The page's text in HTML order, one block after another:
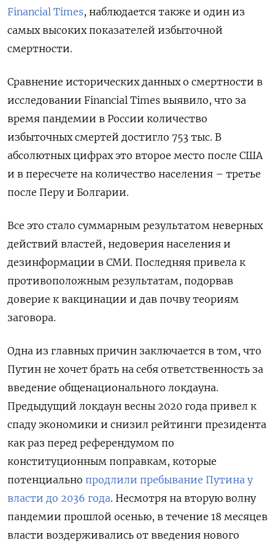
Financial Times, наблюдается также и один из
самых высоких показателей избыточной
смертности.
Сравнение исторических данных о смертности в
исследовании Financial Times выявило, что за
время пандемии в России количество
избыточных смертей достигло 753 тыс. В
абсолютных цифрах это второе место после США
и в пересчете на количество населения – третье
после Перу и Болгарии.
Все это стало суммарным результатом неверных
действий властей, недоверия населения и
дезинформации в СМИ. Последняя привела к
противоположным результатам, подорвав
доверие к вакцинации и дав почву теориям
заговора.
Одна из главных причин заключается в том, что
Путин не хочет брать на себя ответственность за
введение общенационального локдауна.
Предыдущий локдаун весны 2020 года привел к
спаду экономики и снизил рейтинги президента
как раз перед референдумом по
конституционным поправкам, которые
потенциально продлили пребывание Путина у
власти до 2036 года. Несмотря на вторую волну
пандемии прошлой осенью, в течение 18 месяцев
власти воздерживались от введения нового